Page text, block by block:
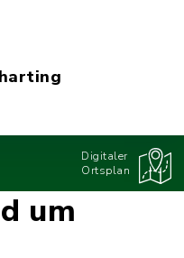
Digitaler
Ortsplan
um